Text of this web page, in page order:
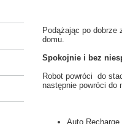
Podążając po dobrze
domu.
Spokojnie i bez
Robot powróci do
następnie powróci do
Auto Recharge